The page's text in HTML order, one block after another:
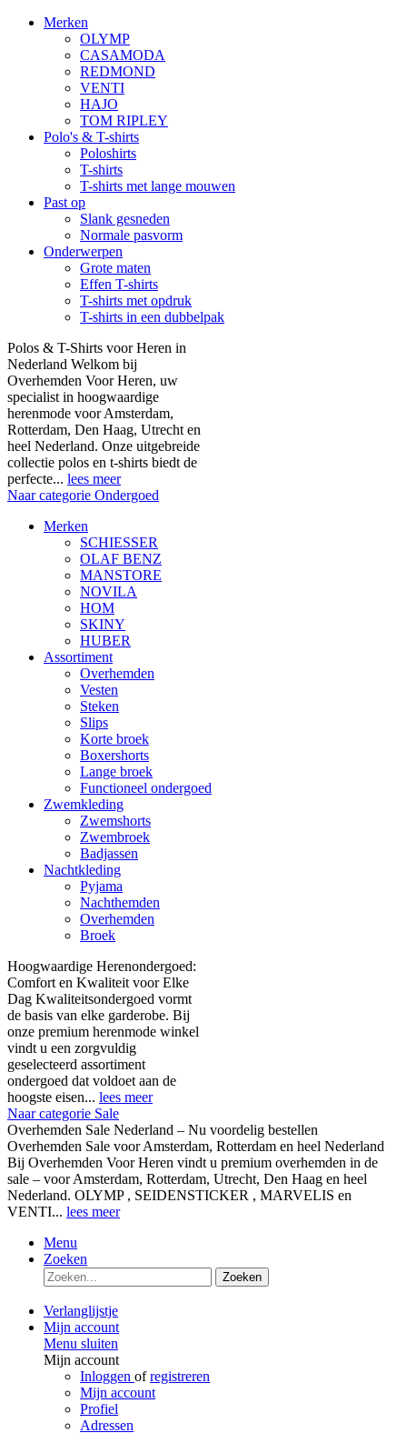
Merken
OLYMP
CASAMODA
REDMOND
VENTI
HAJO
TOM RIPLEY
Polo's & T-shirts
Poloshirts
T-shirts
T-shirts met lange mouwen
Past op
Slank gesneden
Normale pasvorm
Onderwerpen
Grote maten
Effen T-shirts
T-shirts met opdruk
T-shirts in een dubbelpak
Polos & T-Shirts voor Heren in
Nederland Welkom bij
Overhemden Voor Heren, uw
specialist in hoogwaardige
herenmode voor Amsterdam,
Rotterdam, Den Haag, Utrecht en
heel Nederland. Onze uitgebreide
collectie polos en t-shirts biedt de
perfecte... lees meer
Naar categorie Ondergoed
Merken
SCHIESSER
OLAF BENZ
MANSTORE
NOVILA
HOM
SKINY
HUBER
Assortiment
Overhemden
Vesten
Steken
Slips
Korte broek
Boxershorts
Lange broek
Functioneel ondergoed
Zwemkleding
Zwemshorts
Zwembroek
Badjassen
Nachtkleding
Pyjama
Nachthemden
Overhemden
Broek
Hoogwaardige Herenondergoed:
Comfort en Kwaliteit voor Elke
Dag Kwaliteitsondergoed vormt
de basis van elke garderobe. Bij
onze premium herenmode winkel
vindt u een zorgvuldig
geselecteerd assortiment
ondergoed dat voldoet aan de
hoogste eisen... lees meer
Naar categorie Sale
Overhemden Sale Nederland – Nu voordelig bestellen
Overhemden Sale voor Amsterdam, Rotterdam en heel Nederland
Bij Overhemden Voor Heren vindt u premium overhemden in de
sale – voor Amsterdam, Rotterdam, Utrecht, Den Haag en heel
Nederland. OLYMP , SEIDENSTICKER , MARVELIS en
VENTI... lees meer
Menu
Zoeken
Zoeken
Verlanglijstje
Mijn account
Menu sluiten
Mijn account
Inloggen ofregistreren
Mijn account
Profiel
Adressen